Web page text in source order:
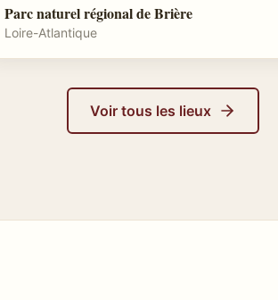
Parc naturel régional de Brière
Loire-Atlantique
Voir tous les lieux